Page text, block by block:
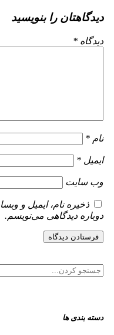
دیدگاهتان را بنویسید
دیدگاه *
نام *
ایمیل *
وب‌ سایت
ذخیره نام، ایمیل و
دوباره دیدگاهی می‌نویسم.
دسته بندی ها